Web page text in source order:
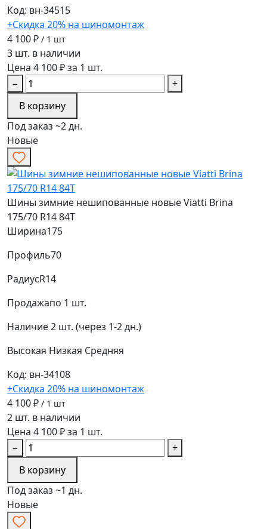
Код: вн-34515
+Скидка 20% на шиномонтаж
4 100 ₽ / 1 шт
3 шт. в наличии
Цена 4 100 ₽ за 1 шт.
−
+
В корзину
Под заказ ~2 дн.
Новые
Шины зимние нешипованные новые Viatti Brina
175/70 R14 84T
Ширина175
Профиль70
РадиусR14
Продажапо 1 шт.
Наличие2 шт. (через 1-2 дн.)
Высокая Низкая Средняя
Код: вн-34108
+Скидка 20% на шиномонтаж
4 100 ₽ / 1 шт
2 шт. в наличии
Цена 4 100 ₽ за 1 шт.
−
+
В корзину
Под заказ ~1 дн.
Новые